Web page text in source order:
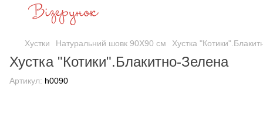
Хустки Натуральний шовк 90Х90 см Хустка
Хустка "Котики".Блакитно-Зелена
Артикул: h0090